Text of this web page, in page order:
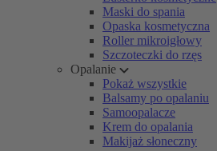
Maski do spania
Opaska kosmetyczna
Roller mikroigłowy
Szczoteczki do rzęs
Opalanie
Pokaż wszystkie
Balsamy po opalaniu
Samoopalacze
Krem do opalania
Makijaż słoneczny